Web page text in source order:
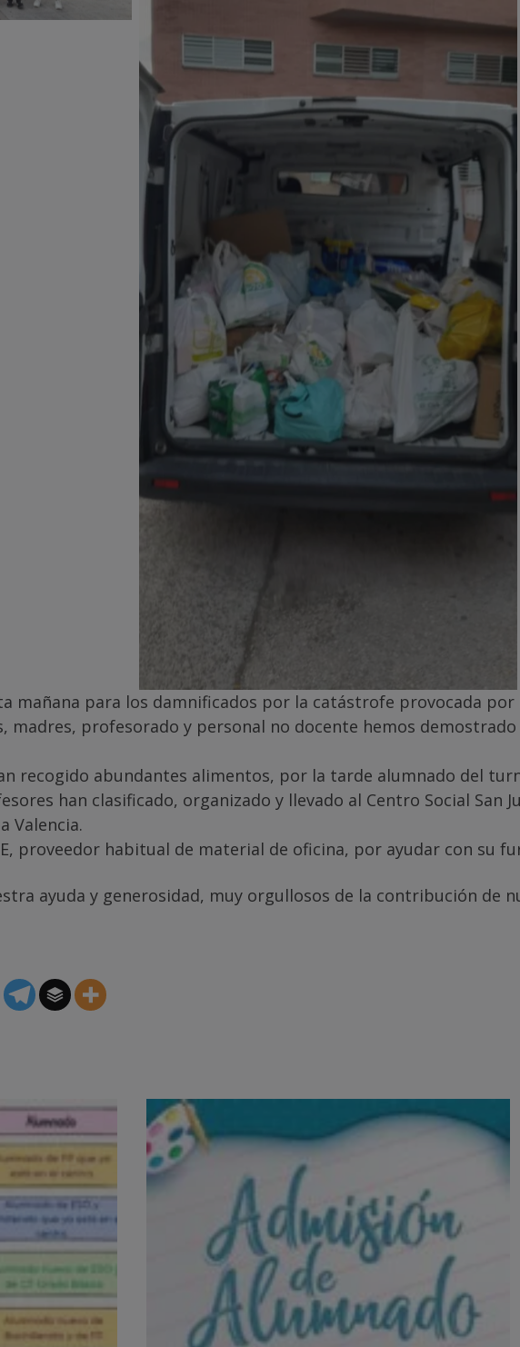
Sin leyenda
mañana para los damnificados por la catástrofe provocada por
madres, profesorado y personal no docente hemos
recogido abundantes alimentos, por la tarde alumnado del
han clasificado, organizado y llevado al Centro Social San
Valencia.
proveedor habitual de material de oficina, por ayudar con su
ayuda y generosidad, muy orgullosos de la contribución de